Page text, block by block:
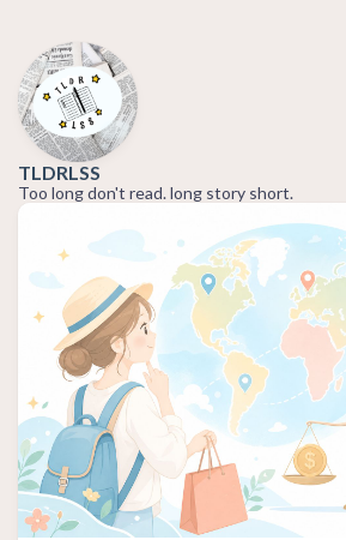
TLDRLSS
Too long don't read. long story short.